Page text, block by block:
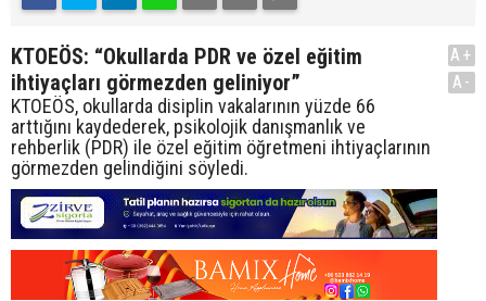
KTOEÖS: “Okullarda PDR ve özel eğitim
ihtiyaçları görmezden geliniyor”
KTOEÖS, okullarda disiplin vakalarının yüzde 66
arttığını kaydederek, psikolojik danışmanlık ve
rehberlik (PDR) ile özel eğitim öğretmeni ihtiyaçlarının
görmezden gelindiğini söyledi.
A+
A-